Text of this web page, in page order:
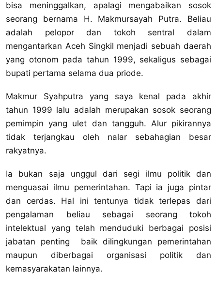
bisa meninggalkan, apalagi mengabaikan sosok
seorang bernama H. Makmursayah Putra. Beliau
adalah pelopor dan tokoh sentral dalam
mengantarkan Aceh Singkil menjadi sebuah daerah
yang otonom pada tahun 1999, sekaligus sebagai
bupati pertama selama dua priode.
Makmur Syahputra yang saya kenal pada akhir
tahun 1999 lalu adalah merupakan sosok seorang
pemimpin yang ulet dan tangguh. Alur pikirannya
tidak terjangkau oleh nalar sebahagian besar
rakyatnya.
Ia bukan saja unggul dari segi ilmu politik dan
menguasai ilmu pemerintahan. Tapi ia juga pintar
dan cerdas. Hal ini tentunya tidak terlepas dari
pengalaman beliau sebagai seorang tokoh
intelektual yang telah menduduki berbagai posisi
jabatan penting baik dilingkungan pemerintahan
maupun diberbagai organisasi politik dan
kemasyarakatan lainnya.